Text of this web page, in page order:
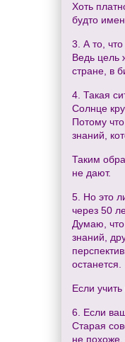
Хоть
будто
3. А то,
Ведь цель
стране, в
4. Такая
Солнце
Потому
знаний,
Таким
не дают.
5. Но это
через 50
Думаю, что
знаний,
останется.
Если
6. Если
Старая
не